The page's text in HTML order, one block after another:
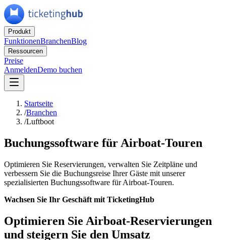
Produkt
FunktionenBranchenBlog
Ressourcen
Preise
AnmeldenDemo buchen
Startseite
/Branchen
/Luftboot
Buchungssoftware für Airboat-Touren
Optimieren Sie Reservierungen, verwalten Sie Zeitpläne und
verbessern Sie die Buchungsreise Ihrer Gäste mit unserer
spezialisierten Buchungssoftware für Airboat-Touren.
Wachsen Sie Ihr Geschäft mit TicketingHub
Optimieren Sie Airboat-Reservierungen
und steigern Sie den Umsatz